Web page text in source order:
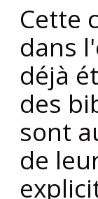
Cette
dans
déjà
des
sont
de